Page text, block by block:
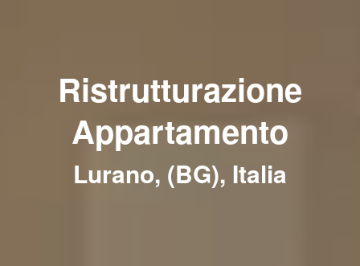
Ristrutturazione
Appartamento
Lurano, (BG), Italia